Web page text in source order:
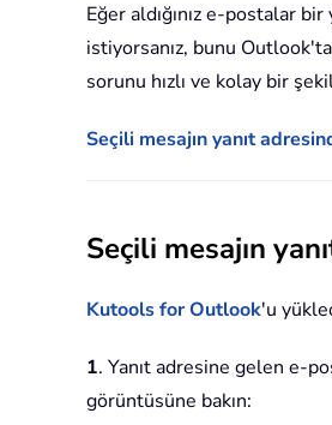
Eğer aldığınız e-postalar
istiyorsanız, bunu
sorunu hızlı ve kolay bir
Seçili mesajın yanıt
Seçili mesajın
Kutools for Outlook'u
1. Yanıt adresine gelen e-
görüntüsüne bakın: